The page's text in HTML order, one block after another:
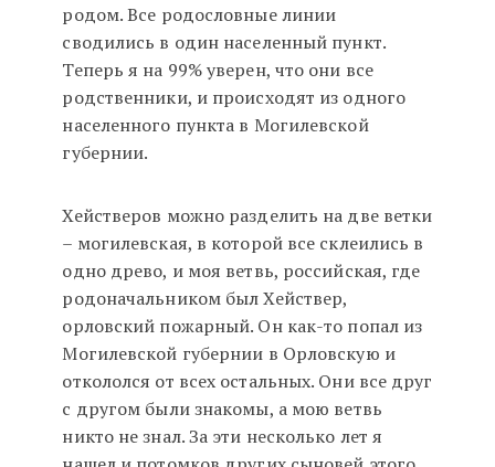
родом. Все родословные линии
сводились в один населенный пункт.
Теперь я на 99% уверен, что они все
родственники, и происходят из одного
населенного пункта в Могилевской
губернии.
Хействеров можно разделить на две ветки
– могилевская, в которой все склеились в
одно древо, и моя ветвь, российская, где
родоначальником был Хействер,
орловский пожарный. Он как-то попал из
Могилевской губернии в Орловскую и
откололся от всех остальных. Они все друг
с другом были знакомы, а мою ветвь
никто не знал. За эти несколько лет я